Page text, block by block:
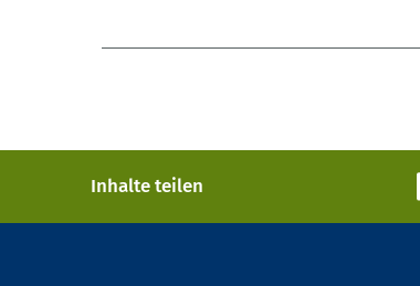
Inhalte teilen